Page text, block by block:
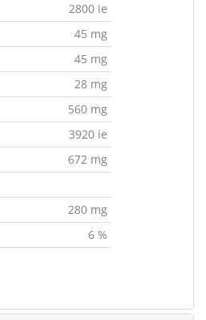
2800 ie
45 mg
45 mg
28 mg
560 mg
3920 ie
672 mg
280 mg
6 %